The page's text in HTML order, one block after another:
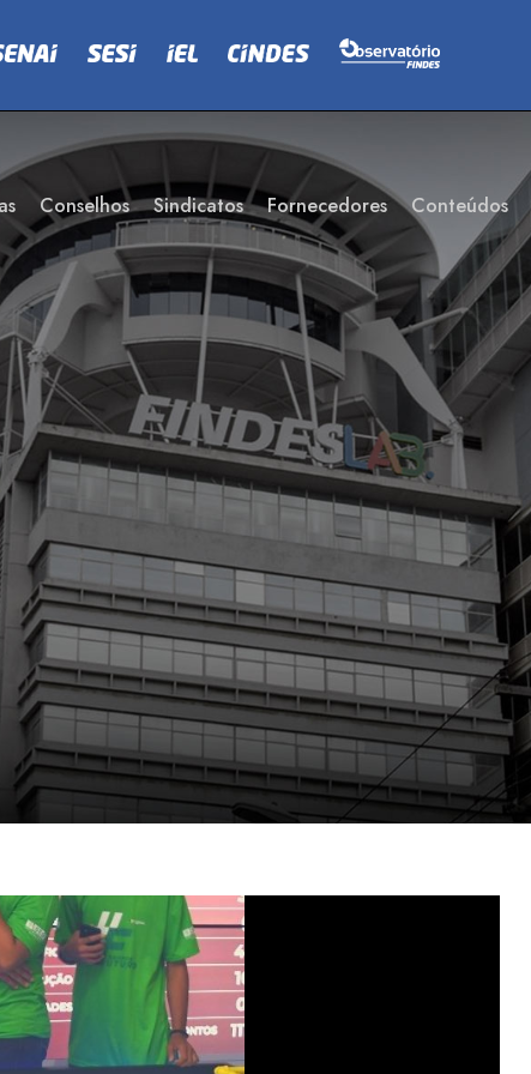
Conselhos Sindicatos Fornecedores Conteúdos